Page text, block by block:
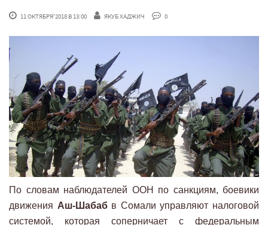
11 ОКТЯБРЯ'2018 В 13:00 ЯКУБ ХАДЖИЧ 0
По словам наблюдателей ООН по санкциям, боевики
движения Аш-Шабабв Сомали управляют налоговой
системой, которая соперничает с федеральным